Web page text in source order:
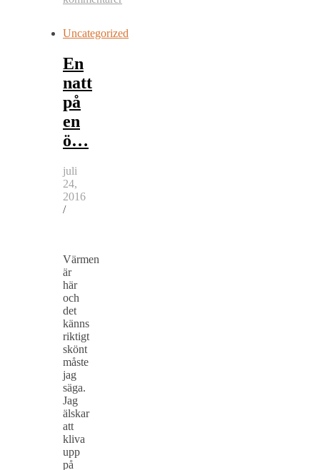
Uncategorized
En
natt
på
en
ö…
juli
24,
2016
/
Värmen
är
här
och
det
känns
riktigt
skönt
måste
jag
säga.
Jag
älskar
att
kliva
upp
på